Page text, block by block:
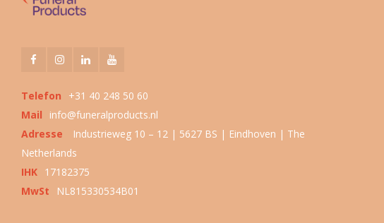
Telefon
+31 40 248 50 60
Mail
info@funeralproducts.nl
Adresse
Industrieweg 10 – 12 | 5627 BS | Eindhoven | The
Netherlands
IHK 17182375
MwSt
NL815330534B01